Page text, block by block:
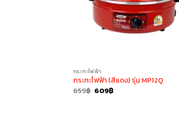
กระทะไฟฟ้า
กระทะไฟฟ้า (สีแดง) รุ่น MP12Q
659฿ Original
price
609฿